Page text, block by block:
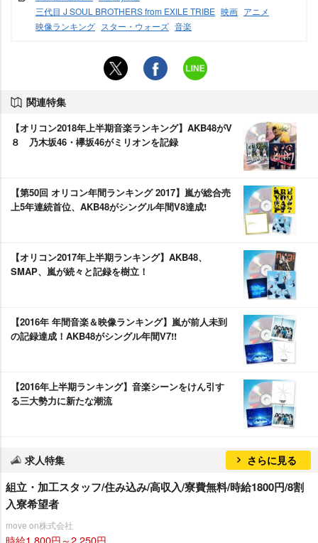
三代目 J SOUL BROTHERS from EXILE TRIBE 映画 アニメ
映像ランキング スター・ウォーズ 音楽
関連特集
【オリコン2018年上半期音楽ランキング】AKB48がV
８ 乃木坂46・欅坂46がミリオンを記録
【第50回 オリコン年間ランキング 2017】嵐が総合売
上5年連続首位、AKB48がシングル年間V8達成!
【オリコン2017年上半期ランキング】AKB48、
SMAP、嵐が続々と記録を樹立！
【2016年 年間音楽＆映像ランキング】嵐が前人未到
の記録達成！AKB48がシングル年間V7!!
【2016年上半期ランキング】音楽シーンをけん引す
る三大勢力に新たな潮流
求人特集 さらに見る
組立・加工スタッフ/住み込み/高収入/寮費無料/時給1800円/8割
入寮希望者
move on株式会社
時給1,800円～2,250円